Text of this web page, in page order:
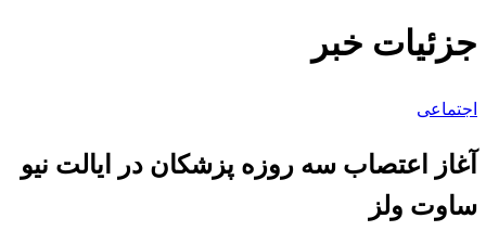
جزئیات خبر
اجتماعی
آغاز اعتصاب سه روزه پزشکان در ایالت نیو
ساوت ولز